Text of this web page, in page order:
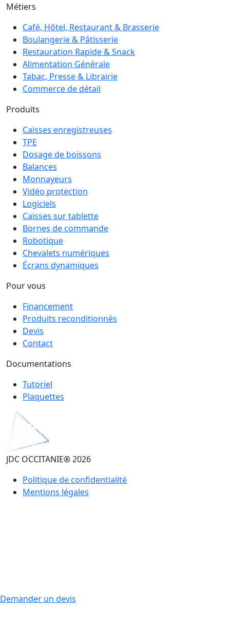
Métiers
Café, Hôtel, Restaurant & Brasserie
Boulangerie & Pâtisserie
Restauration Rapide & Snack
Alimentation Générale
Tabac, Presse & Librairie
Commerce de détail
Produits
Caisses enregistreuses
TPE
Dosage de boissons
Balances
Monnayeurs
Vidéo protection
Logiciels
Caisses sur tablette
Bornes de commande
Robotique
Chevalets numériques
Écrans dynamiques
Pour vous
Financement
Produits reconditionnés
Devis
Contact
Documentations
Tutoriel
Plaquettes
JDC OCCITANIE® 2026
Politique de confidentialité
Mentions légales
Demander un devis